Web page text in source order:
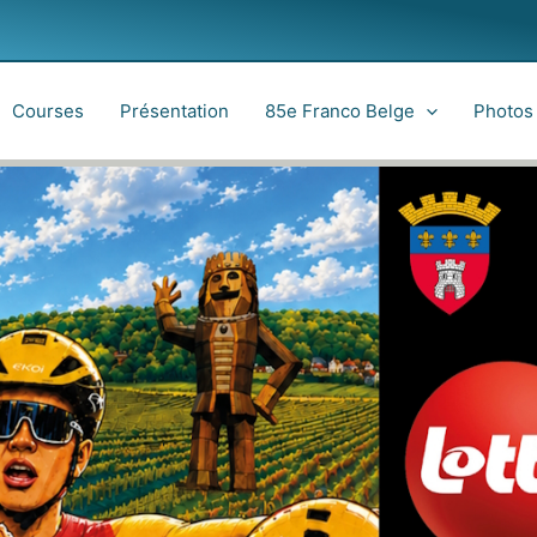
Courses Présentation 85e Franco Belge Photos